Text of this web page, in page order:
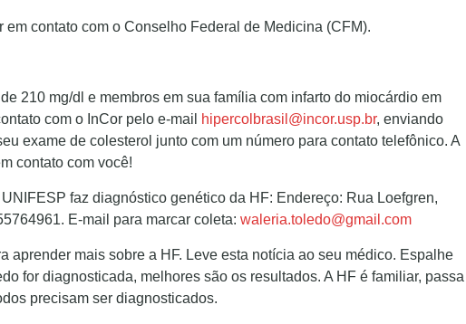
em contato com o Conselho Federal de Medicina (CFM).
210 mg/dl e membros em sua família com infarto do miocárdio em
com o InCor pelo e-mail
hipercolbrasil@incor.usp.br, enviando
exame de colesterol junto com um número para contato telefônico. A
contato com você!
faz diagnóstico genético da HF: Endereço: Rua Loefgren,
E-mail para marcar coleta: waleria.toledo@gmail.com
aprender mais sobre a HF. Leve esta notícia ao seu médico. Espalhe
for diagnosticada, melhores são os resultados. A HF é familiar, passa
precisam ser diagnosticados.